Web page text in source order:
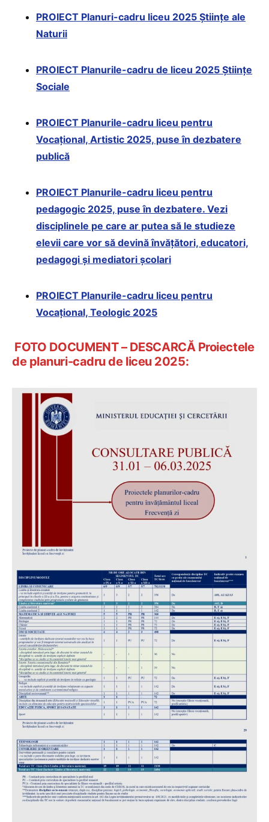
PROIECT Planuri-cadru liceu 2025 Științe ale
Naturii
PROIECT Planurile-cadru de liceu 2025 Științe
Sociale
PROIECT Planurile-cadru liceu pentru
Vocațional, Artistic 2025, puse în dezbatere
publică
PROIECT Planurile-cadru liceu pentru
pedagogic 2025, puse în dezbatere. Vezi
disciplinele pe care ar putea să le studieze
elevii care vor să devină învățători, educatori,
pedagogi și mediatori școlari
PROIECT Planurile-cadru liceu pentru
Vocațional, Teologic 2025
FOTO DOCUMENT – DESCARCĂ Proiectele
de planuri-cadru de liceu 2025: